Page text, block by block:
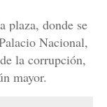
plaza, donde se
Nacional,
la corrupción,
mayor.